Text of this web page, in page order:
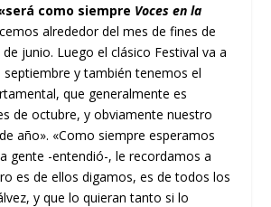
como siempre Voces en la
alrededor del mes de fines de
junio. Luego el clásico Festival va a
septiembre y también tenemos el
que generalmente es
de octubre, y obviamente nuestro
año». «Como siempre esperamos
gente -entendió-, le recordamos a
es de ellos digamos, es de todos los
y que lo quieran tanto si lo